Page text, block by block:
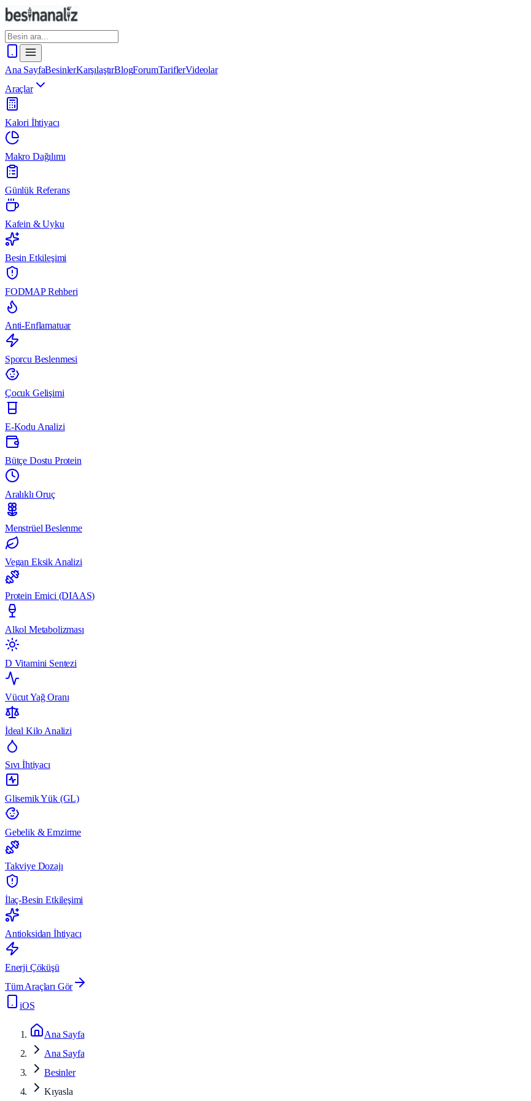
Ana SayfaBesinlerKarşılaştırBlogForumTariflerVideolar
Araçlar
Kalori İhtiyacı
Makro Dağılımı
Günlük Referans
Kafein & Uyku
Besin Etkileşimi
FODMAP Rehberi
Anti-Enflamatuar
Sporcu Beslenmesi
Çocuk Gelişimi
E-Kodu Analizi
Bütçe Dostu Protein
Aralıklı Oruç
Menstrüel Beslenme
Vegan Eksik Analizi
Protein Emici (DIAAS)
Alkol Metabolizması
D Vitamini Sentezi
Vücut Yağ Oranı
İdeal Kilo Analizi
Sıvı İhtiyacı
Glisemik Yük (GL)
Gebelik & Emzirme
Takviye Dozajı
İlaç-Besin Etkileşimi
Antioksidan İhtiyacı
Enerji Çöküşü
Tüm Araçları Gör
iOS
Ana Sayfa
Ana Sayfa
Besinler
Kıyasla